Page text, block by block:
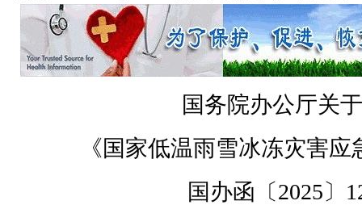
国务院办公厅关
《国家低温雨雪冰冻灾害
国办函〔2025〕